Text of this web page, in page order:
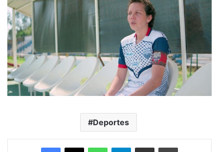
Deportes
Facebook
X WhatsAppTelegramEnviar vía email Imprimir